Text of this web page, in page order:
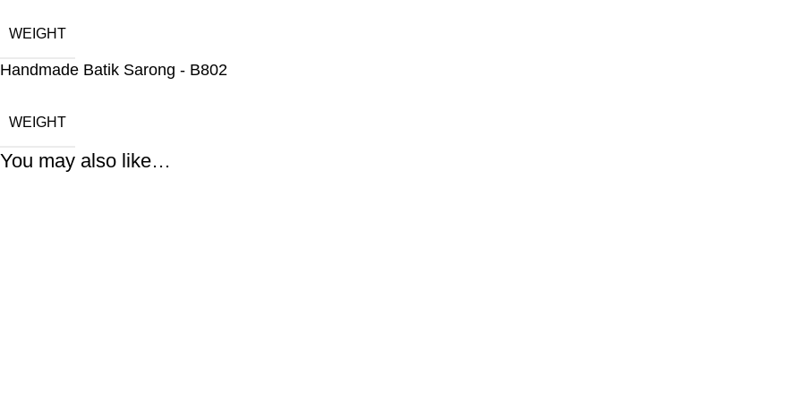
WEIGHT
Handmade Batik Sarong - B802
WEIGHT
You may also like…